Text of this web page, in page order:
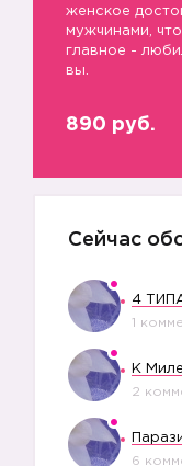
женское
мужчинами,
главное -
вы.
890 руб.
Сейчас
4
1
К
2
6